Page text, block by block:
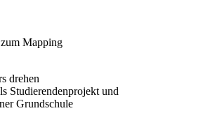
Mapping
drehen
Studierendenprojekt und
Grundschule